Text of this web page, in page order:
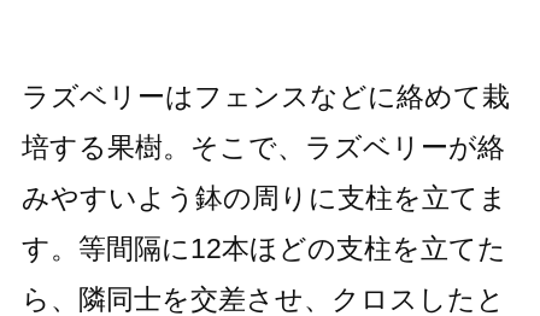
ラズベリーはフェンスなどに絡めて栽
培する果樹。そこで、ラズベリーが絡
みやすいよう鉢の周りに支柱を立てま
す。等間隔に12本ほどの支柱を立てた
ら、隣同士を交差させ、クロスしたと